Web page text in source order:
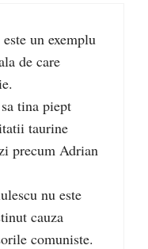
un exemplu
de care
tina piept
taurine
precum Adrian
nu este
cauza
comuniste.